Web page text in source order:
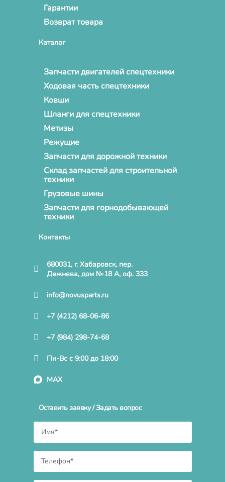
Гарантии
Возврат товара
Каталог
Запчасти двигателей спецтехники
Ходовая часть спецтехники
Ковши
Шланги для спецтехники
Метизы
Режущие
Запчасти для дорожной техники
Склад запчастей для строительной
техники
Грузовые шины
Запчасти для горнодобывающей
техники
Контакты
680031, г. Хабаровск, пер.
Дежнева, дом №18 А, оф. 333
info@novusparts.ru
+7 (4212) 68-06-86
+7 (984) 298-74-68
Пн-Вс с 9:00 до 18:00
MAX
Оставить заявку / Задать вопрос